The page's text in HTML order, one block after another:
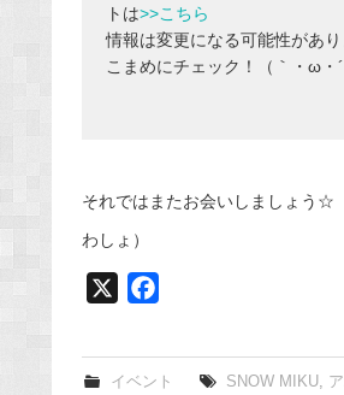
トは>>こちら
情報は変更になる可能性があり
こまめにチェック！（｀・ω・´
それではまたお会いしましょう☆
わしょ）
e
イベント SNOW MIKU,